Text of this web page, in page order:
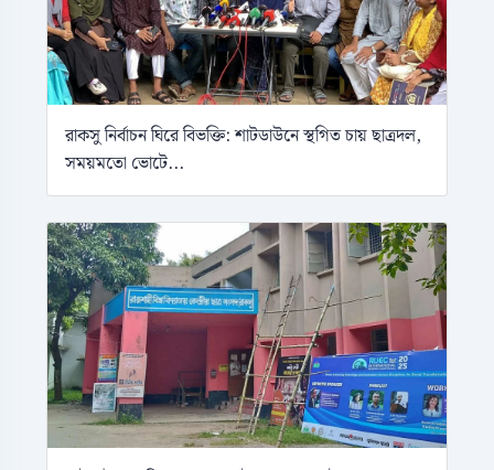
রাকসু নির্বাচন ঘিরে বিভক্তি: শাটডাউনে স্থগিত চায় ছাত্রদল,
সময়মতো ভোটে...